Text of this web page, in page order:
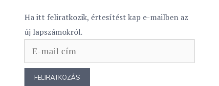
Ha itt feliratkozik, értesítést kap e-mailben az
új lapszámokról.